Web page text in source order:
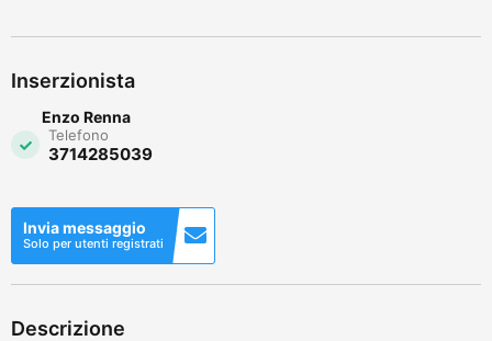
Inserzionista
Enzo Renna
Telefono
3714285039
Invia messaggio
Solo per utenti registrati
Descrizione